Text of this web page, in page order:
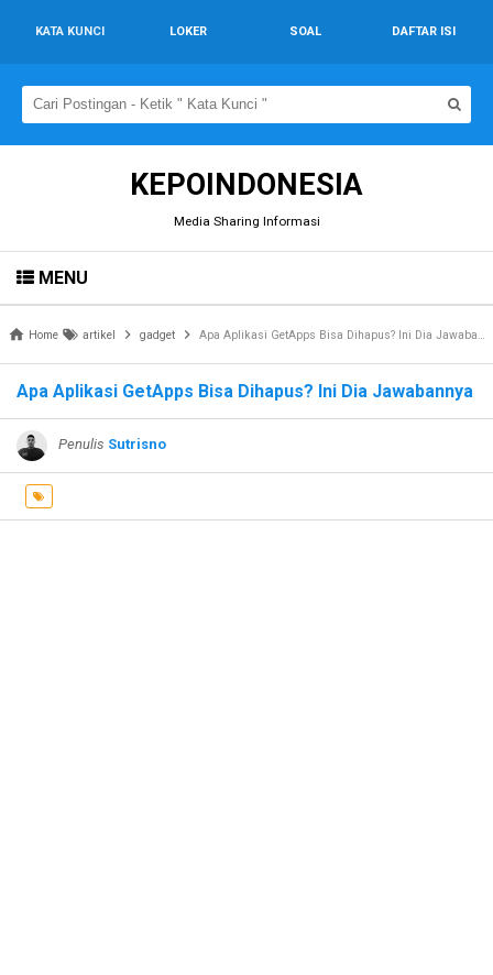
KATA KUNCI LOKER SOAL DAFTAR ISI
KEPOINDONESIA
Media Sharing Informasi
MENU
Home artikel gadget Apa Aplikasi GetApps Bisa Dihapus? Ini Dia Jawabannya
Apa Aplikasi GetApps Bisa Dihapus? Ini Dia Jawabannya
Penulis Sutrisno